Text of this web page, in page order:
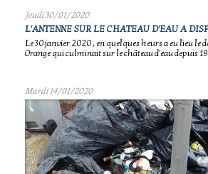
Jeudi 30/01/2020
L'ANTENNE SUR LE CHATEAU D'EAU A
Le 30 janvier 2020 , en quelques heurs a eu lieu le
Orange qui culminait sur le château d'eau depuis
Mardi 14/01/2020